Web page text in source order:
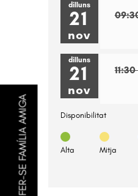
FER-SE FAMÍLIA AMIGA
dilluns
21
nov
dilluns
21
nov
Disponibilitat
Alta Mitja